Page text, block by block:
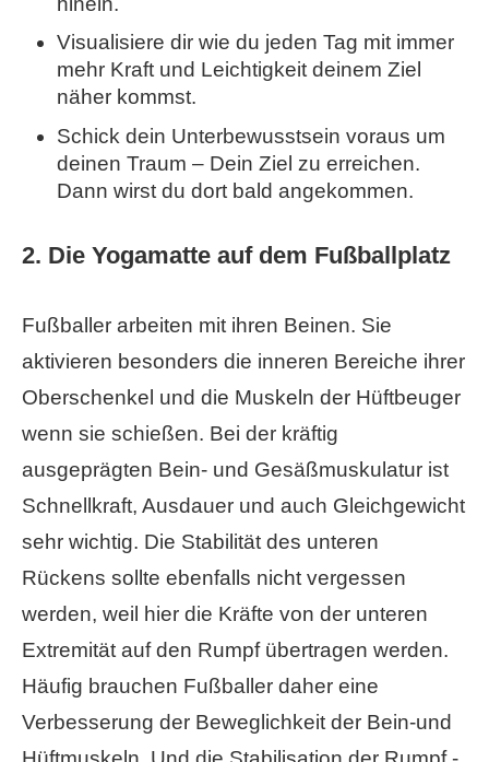
Visualisiere dir wie du jeden Tag mit immer
mehr Kraft und Leichtigkeit deinem Ziel
näher kommst.
Schick dein Unterbewusstsein voraus um
deinen Traum – Dein Ziel zu erreichen.
Dann wirst du dort bald angekommen.
2. Die Yogamatte auf dem Fußballplatz
Fußballer arbeiten mit ihren Beinen. Sie
aktivieren besonders die inneren Bereiche ihrer
Oberschenkel und die Muskeln der Hüftbeuger
wenn sie schießen. Bei der kräftig
ausgeprägten Bein- und Gesäßmuskulatur ist
Schnellkraft, Ausdauer und auch Gleichgewicht
sehr wichtig. Die Stabilität des unteren
Rückens sollte ebenfalls nicht vergessen
werden, weil hier die Kräfte von der unteren
Extremität auf den Rumpf übertragen werden.
Häufig brauchen Fußballer daher eine
Verbesserung der Beweglichkeit der Bein-und